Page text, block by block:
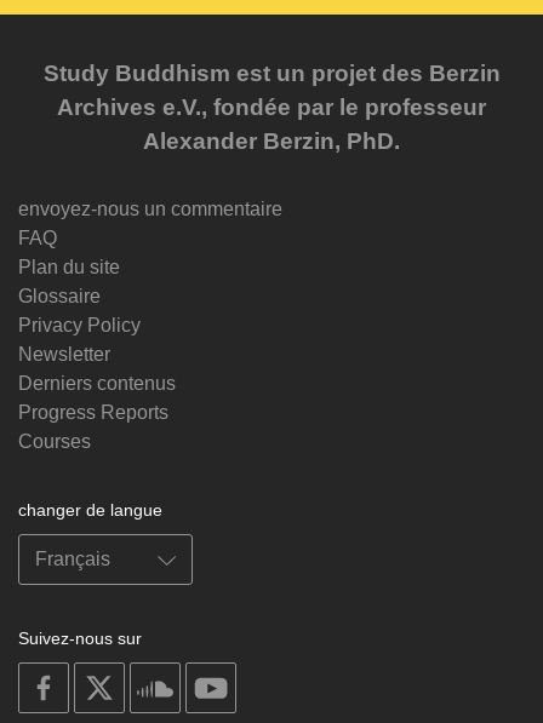
Study Buddhism est un projet des Berzin
Archives e.V., fondée par le professeur
Alexander Berzin, PhD.
envoyez-nous un commentaire
FAQ
Plan du site
Glossaire
Privacy Policy
Newsletter
Derniers contenus
Progress Reports
Courses
changer de langue
Suivez-nous sur
on
facebook
soundcloud